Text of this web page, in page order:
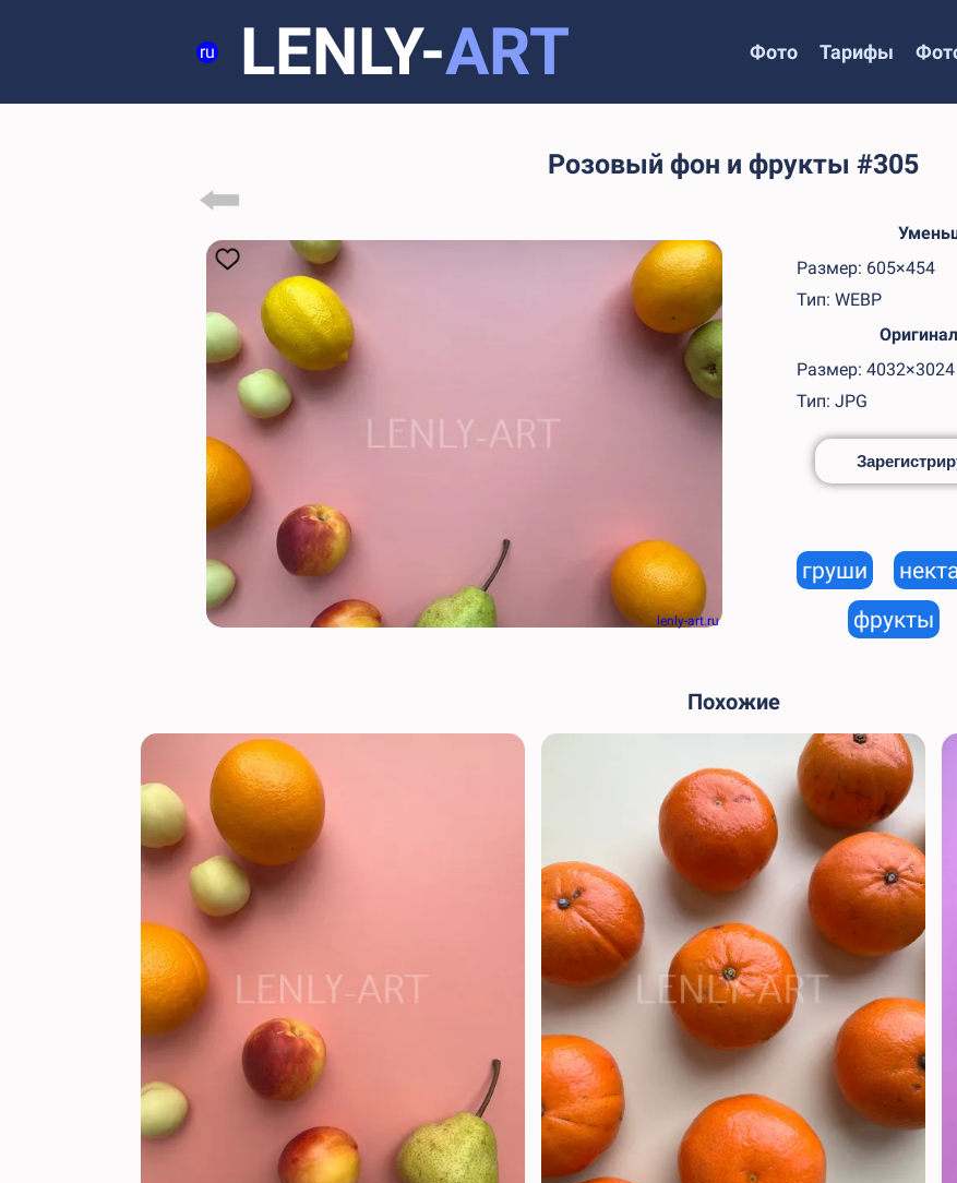
ru LENLY-ART Фото Тарифы
Розовый фон и фрукты #305
lenly-art.ru
Размер: 605×454
Тип: WEBP
Размер: 4032×3024
Тип: JPG
груши
фрукты
Похожие